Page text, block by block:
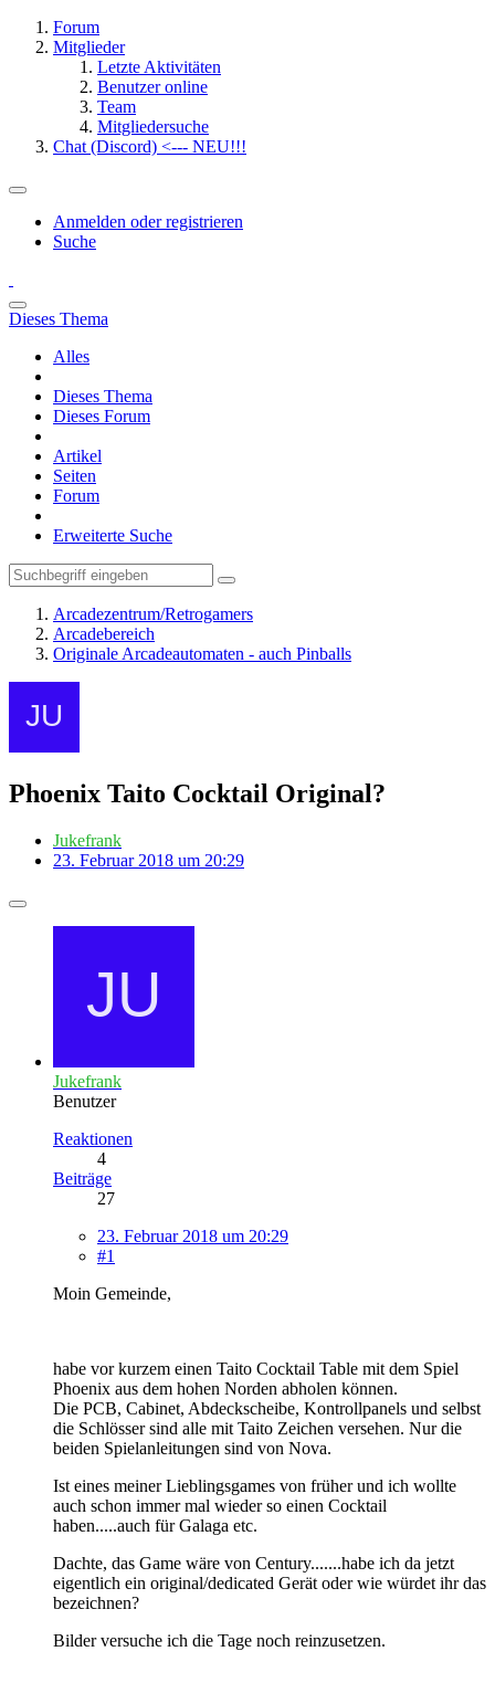
Forum
Mitglieder
Letzte Aktivitäten
Benutzer online
Team
Mitgliedersuche
Chat (Discord) <--- NEU!!!
Anmelden oder registrieren
Suche
Dieses Thema
Alles
Dieses Thema
Dieses Forum
Artikel
Seiten
Forum
Erweiterte Suche
Arcadezentrum/Retrogamers
Arcadebereich
Originale Arcadeautomaten - auch Pinballs
Phoenix Taito Cocktail Original?
Jukefrank
23. Februar 2018 um 20:29
Jukefrank
Benutzer
Reaktionen
4
Beiträge
27
23. Februar 2018 um 20:29
#1
Moin Gemeinde,
habe vor kurzem einen Taito Cocktail Table mit dem Spiel
Phoenix aus dem hohen Norden abholen können.
Die PCB, Cabinet, Abdeckscheibe, Kontrollpanels und selbst
die Schlösser sind alle mit Taito Zeichen versehen. Nur die
beiden Spielanleitungen sind von Nova.
Ist eines meiner Lieblingsgames von früher und ich wollte
auch schon immer mal wieder so einen Cocktail
haben.....auch für Galaga etc.
Dachte, das Game wäre von Century.......habe ich da jetzt
eigentlich ein original/dedicated Gerät oder wie würdet ihr das
bezeichnen?
Bilder versuche ich die Tage noch reinzusetzen.